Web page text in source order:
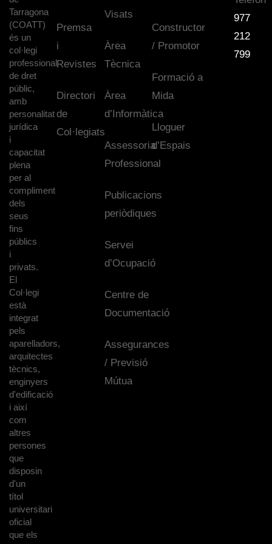
Tarragona
(COATT)
és un
col·legi
professional
de dret
públic,
amb
personalitat
jurídica
i
capacitat
plena
per al
compliment
dels
seus
fins
públics
i
privats.
El
Col·legi
està
integrat
pels
aparelladors,
arquitectes
tècnics,
enginyers
d'edificació
i així
com
altres
persones
que
disposin
d'un
títol
universitari
oficial
que els
Premsa
i
Revistes
Directori
de
Col·legiats
Visats
Àrea
Tècnica
Àrea
d’Informàtica
Assessoria
Professional
Publicacions
periòdiques
Servei
d’Ocupació
Centre de
Documentació
Assegurances
/ Previsió
Mútua
Constructor
/ Promotor
Formació a
Mida
Lloguer
d’Espais
977
212
799